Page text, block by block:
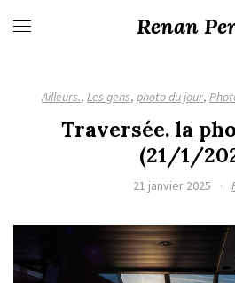
Renan
Ailleurs., Les gens, photo du jour,
Traversée. la
(21/1/
21 janvier 2025 ·